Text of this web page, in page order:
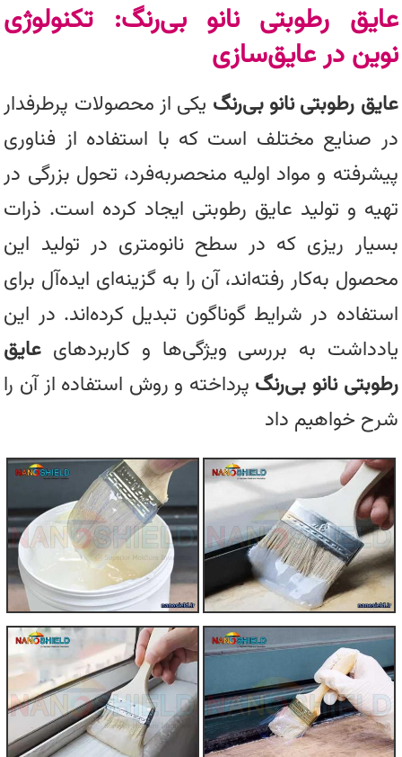
عایق رطوبتی نانو بی‌رنگ: تکنولوژی
نوین در عایق‌سازی
عایق رطوبتی نانو بی‌رنگ یکی از محصولات پرطرفدار
در صنایع مختلف است که با استفاده از فناوری
پیشرفته و مواد اولیه منحصربه‌فرد، تحول بزرگی در
تهیه و تولید عایق رطوبتی ایجاد کرده است. ذرات
بسیار ریزی که در سطح نانومتری در تولید این
محصول به‌کار رفته‌اند، آن را به گزینه‌ای ایده‌آل برای
استفاده در شرایط گوناگون تبدیل کرده‌اند. در این
یادداشت به بررسی ویژگی‌ها و کاربردهای عایق
رطوبتی نانو بی‌رنگ پرداخته و روش استفاده از آن را
شرح خواهیم داد